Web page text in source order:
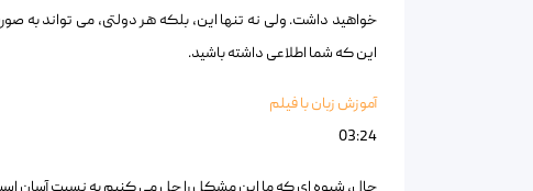
خواهید داشت. ولی نه تنها این، بلکه هر دولتی، می تواند به
این که شما اطلاعی داشته باشید.
آموزش زبان با فیلم
03:24